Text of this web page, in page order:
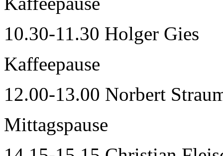
10.30-11.30 Holger Gies
Kaffeepause
12.00-13.00 Norbert
Mittagspause